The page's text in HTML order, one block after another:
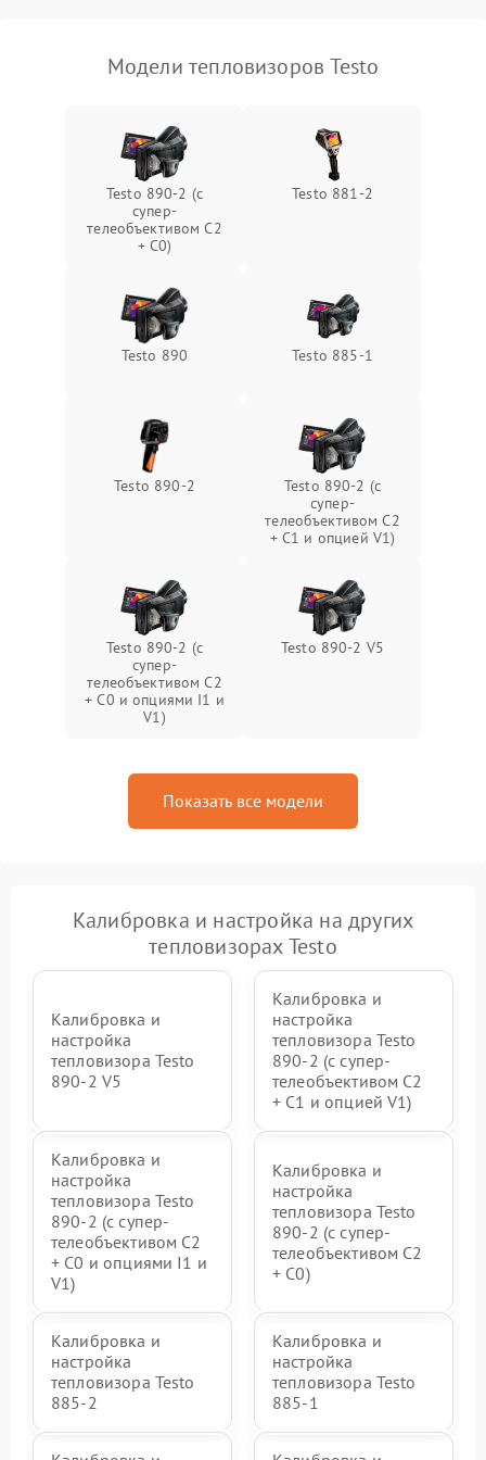
Модели тепловизоров Testo
Testo 890-2 (c
супер-
телеобъективом C2
+ C0)
Testo 881-2
Testo 890 Testo 885-1
Testo 890-2
Testo 890-2 (c
супер-
телеобъективом C2
+ C1 и опцией V1)
Testo 890-2 (c
супер-
телеобъективом C2
+ C0 и опциями I1 и
V1)
Testo 890-2 V5
Показать все модели
Калибровка и настройка на других
тепловизорах Testo
Калибровка и
настройка
тепловизора Testo
890-2 V5
Калибровка и
настройка
тепловизора Testo
890-2 (c супер-
телеобъективом C2
+ C1 и опцией V1)
Калибровка и
настройка
тепловизора Testo
890-2 (c супер-
телеобъективом C2
+ C0 и опциями I1 и
V1)
Калибровка и
настройка
тепловизора Testo
890-2 (c супер-
телеобъективом C2
+ C0)
Калибровка и
настройка
тепловизора Testo
885-2
Калибровка и
настройка
тепловизора Testo
885-1